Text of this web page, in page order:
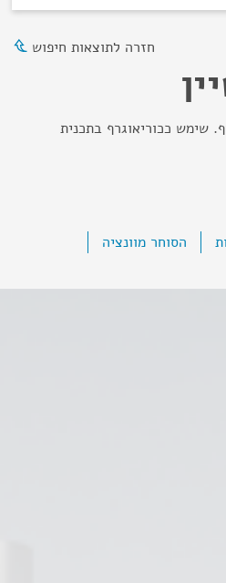
חזרה לתוצאות חיפוש
שימש ככוריאוגרף בתכנית
הסוחר מוונציה